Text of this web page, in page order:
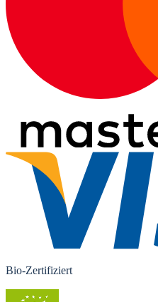
Bio-Zertifiziert